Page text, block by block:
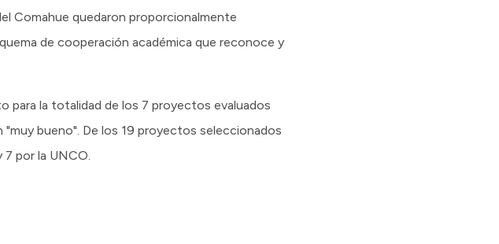
Comahue quedaron proporcionalmente
de cooperación académica que reconoce y
para la totalidad de los 7 proyectos evaluados
bueno". De los 19 proyectos seleccionados
por la UNCO.